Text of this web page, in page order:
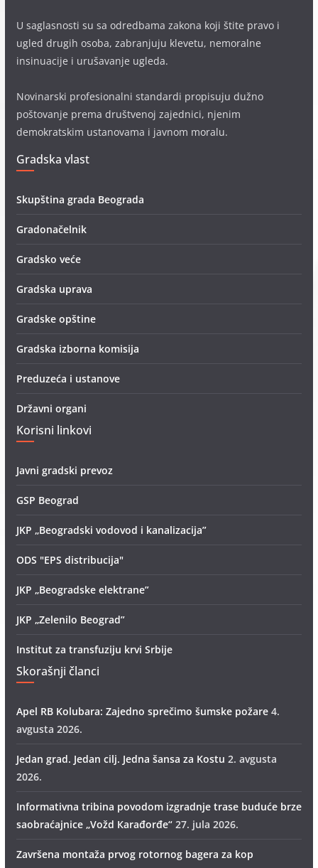
U saglasnosti su sa odredbama zakona koji štite pravo i
ugled drugih osoba, zabranjuju klevetu, nemoralne
insinuacije i urušavanje ugleda.
Novinarski profesionalni standardi propisuju dužno
poštovanje prema društvenoj zajednici, njenim
demokratskim ustanovama i javnom moralu.
Gradska vlast
Skupština grada Beograda
Gradonačelnik
Gradsko veće
Gradska uprava
Gradske opštine
Gradska izborna komisija
Preduzeća i ustanove
Državni organi
Korisni linkovi
Javni gradski prevoz
GSP Beograd
JKP „Beogradski vodovod i kanalizacija”
ODS "EPS distribucija"
JKP „Beogradske elektrane”
JKP „Zelenilo Beograd”
Institut za transfuziju krvi Srbije
Skorašnji članci
Apel RB Kolubara: Zajedno sprečimo šumske požare 4.
avgusta 2026.
Jedan grad. Jedan cilj. Jedna šansa za Kostu 2. avgusta
2026.
Informativna tribina povodom izgradnje trase buduće brze
saobraćajnice „Vožd Кarađorđe“ 27. jula 2026.
Završena montaža prvog rotornog bagera za kop